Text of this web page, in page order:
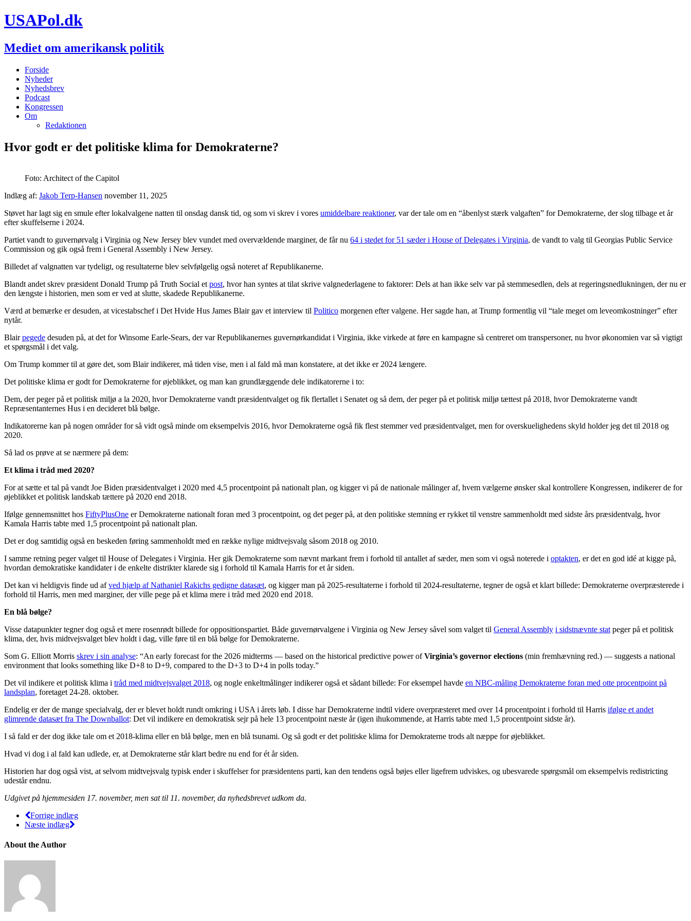
USAPol.dk
Mediet om amerikansk politik
Forside
Nyheder
Nyhedsbrev
Podcast
Kongressen
Om
Redaktionen
Hvor godt er det politiske klima for Demokraterne?
Foto: Architect of the Capitol
Indlæg af: Jakob Terp-Hansen november 11, 2025
Støvet har lagt sig en smule efter lokalvalgene natten til onsdag dansk tid, og som vi skrev i vores umiddelbare reaktioner, var der tale om en “åbenlyst stærk valgaften” for Demokraterne, der slog tilbage et år
efter skuffelserne i 2024.
Partiet vandt to guvernørvalg i Virginia og New Jersey blev vundet med overvældende marginer, de får nu 64 i stedet for 51 sæder i House of Delegates i Virginia, de vandt to valg til Georgias Public Service
Commission og gik også frem i General Assembly i New Jersey.
Billedet af valgnatten var tydeligt, og resultaterne blev selvfølgelig også noteret af Republikanerne.
Blandt andet skrev præsident Donald Trump på Truth Social et post, hvor han syntes at tilat skrive valgnederlagene to faktorer: Dels at han ikke selv var på stemmesedlen, dels at regeringsnedlukningen, der nu er
den længste i historien, men som er ved at slutte, skadede Republikanerne.
Værd at bemærke er desuden, at vicestabschef i Det Hvide Hus James Blair gav et interview til Politico morgenen efter valgene. Her sagde han, at Trump formentlig vil “tale meget om leveomkostninger” efter
nytår.
Blairpegede desuden på, at det for Winsome Earle-Sears, der var Republikanernes guvernørkandidat i Virginia, ikke virkede at føre en kampagne så centreret om transpersoner, nu hvor økonomien var så vigtigt
et spørgsmål i det valg.
Om Trump kommer til at gøre det, som Blair indikerer, må tiden vise, men i al fald må man konstatere, at det ikke er 2024 længere.
Det politiske klima er godt for Demokraterne for øjeblikket, og man kan grundlæggende dele indikatorerne i to:
Dem, der peger på et politisk miljø a la 2020, hvor Demokraterne vandt præsidentvalget og fik flertallet i Senatet og så dem, der peger på et politisk miljø tættest på 2018, hvor Demokraterne vandt
Repræsentanternes Hus i en decideret blå bølge.
Indikatorerne kan på nogen områder for så vidt også minde om eksempelvis 2016, hvor Demokraterne også fik flest stemmer ved præsidentvalget, men for overskuelighedens skyld holder jeg det til 2018 og
2020.
Så lad os prøve at se nærmere på dem:
Et klima i tråd med 2020?
For at sætte et tal på vandt Joe Biden præsidentvalget i 2020 med 4,5 procentpoint på nationalt plan, og kigger vi på de nationale målinger af, hvem vælgerne ønsker skal kontrollere Kongressen, indikerer de for
øjeblikket et politisk landskab tættere på 2020 end 2018.
Ifølge gennemsnittet hos FiftyPlusOne er Demokraterne nationalt foran med 3 procentpoint, og det peger på, at den politiske stemning er rykket til venstre sammenholdt med sidste års præsidentvalg, hvor
Kamala Harris tabte med 1,5 procentpoint på nationalt plan.
Det er dog samtidig også en beskeden føring sammenholdt med en række nylige midtvejsvalg såsom 2018 og 2010.
I samme retning peger valget til House of Delegates i Virginia. Her gik Demokraterne som nævnt markant frem i forhold til antallet af sæder, men som vi også noterede i optakten, er det en god idé at kigge på,
hvordan demokratiske kandidater i de enkelte distrikter klarede sig i forhold til Kamala Harris for et år siden.
Det kan vi heldigvis finde ud afved hjælp af Nathaniel Rakichs gedigne datasæt, og kigger man på 2025-resultaterne i forhold til 2024-resultaterne, tegner de også et klart billede: Demokraterne overpræsterede i
forhold til Harris, men med marginer, der ville pege på et klima mere i tråd med 2020 end 2018.
En blå bølge?
Visse datapunkter tegner dog også et mere rosenrødt billede for oppositionspartiet. Både guvernørvalgene i Virginia og New Jersey såvel som valget til General Assembly i sidstnævnte stat peger på et politisk
klima, der, hvis midtvejsvalget blev holdt i dag, ville føre til en blå bølge for Demokraterne.
Som G. Elliott Morris skrev i sin analyse: “An early forecast for the 2026 midterms — based on the historical predictive power ofVirginia’s governor elections (min fremhævning red.) — suggests a national
environment that looks something like D+8 to D+9, compared to the D+3 to D+4 in polls today.”
Det vil indikere et politisk klima i tråd med midtvejsvalget 2018, og nogle enkeltmålinger indikerer også et sådant billede: For eksempel havde en NBC-måling Demokraterne foran med otte procentpoint på
landsplan, foretaget 24-28. oktober.
Endelig er der de mange specialvalg, der er blevet holdt rundt omkring i USA i årets løb. I disse har Demokraterne indtil videre overpræsteret med over 14 procentpoint i forhold til Harris ifølge et andet
glimrende datasæt fra The Downballot: Det vil indikere en demokratisk sejr på hele 13 procentpoint næste år (igen ihukommende, at Harris tabte med 1,5 procentpoint sidste år).
I så fald er der dog ikke tale om et 2018-klima eller en blå bølge, men en blå tsunami. Og så godt er det politiske klima for Demokraterne trods alt næppe for øjeblikket.
Hvad vi dog i al fald kan udlede, er, at Demokraterne står klart bedre nu end for ét år siden.
Historien har dog også vist, at selvom midtvejsvalg typisk ender i skuffelser for præsidentens parti, kan den tendens også bøjes eller ligefrem udviskes, og ubesvarede spørgsmål om eksempelvis redistricting
udestår endnu.
Udgivet på hjemmesiden 17. november, men sat til 11. november, da nyhedsbrevet udkom da.
Forrige indlæg
Næste indlæg
About the Author